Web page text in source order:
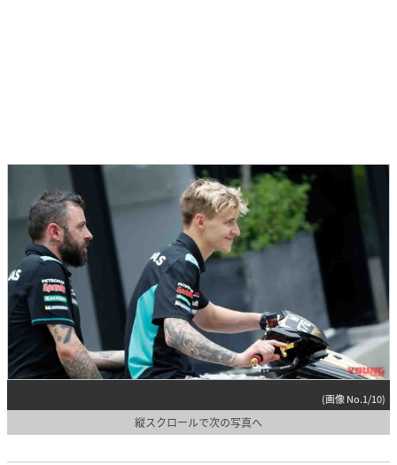
(画像 No.1/10)
縦スクロールで次の写真へ